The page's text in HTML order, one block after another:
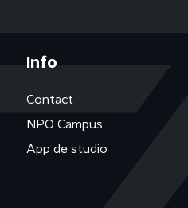
Info
Contact
NPO Campus
App de studio